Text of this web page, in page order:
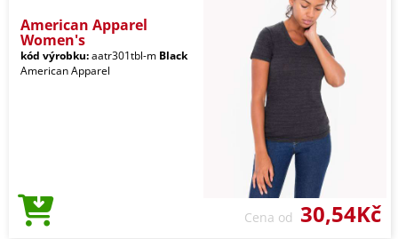
American Apparel
Women's
kód výrobku:aatr301tbl-m Black
American Apparel
Cena od 30,54Kč